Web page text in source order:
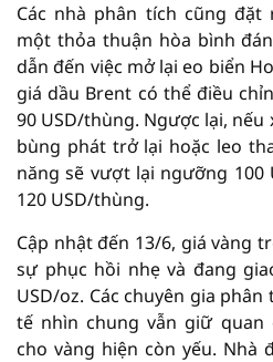
Các nhà phân tích cũng
một thỏa thuận hòa bình
dẫn đến việc mở lại eo biển
giá dầu Brent có thể điều
90 USD/thùng. Ngược lại,
bùng phát trở lại hoặc leo
năng sẽ vượt lại ngưỡng
120 USD/thùng.
Cập nhật đến 13/6, giá vàng
sự phục hồi nhẹ và đang
USD/oz. Các chuyên gia
tế nhìn chung vẫn giữ
cho vàng hiện còn yếu. Nhà